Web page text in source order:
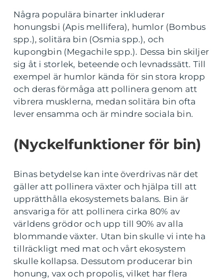
Några populära binarter inkluderar
honungsbi (Apis mellifera), humlor (Bombus
spp.), solitära bin (Osmia spp.), och
kupongbin (Megachile spp.). Dessa bin skiljer
sig åt i storlek, beteende och levnadssätt. Till
exempel är humlor kända för sin stora kropp
och deras förmåga att pollinera genom att
vibrera musklerna, medan solitära bin ofta
lever ensamma och är mindre sociala bin.
(Nyckelfunktioner för bin)
Binas betydelse kan inte överdrivas när det
gäller att pollinera växter och hjälpa till att
upprätthålla ekosystemets balans. Bin är
ansvariga för att pollinera cirka 80% av
världens grödor och upp till 90% av alla
blommande växter. Utan bin skulle vi inte ha
tillräckligt med mat och vårt ekosystem
skulle kollapsa. Dessutom producerar bin
honung, vax och propolis, vilket har flera